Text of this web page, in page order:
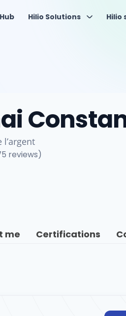
Hilio Solutions Hilio
l’argent
reviews)
me Certifications